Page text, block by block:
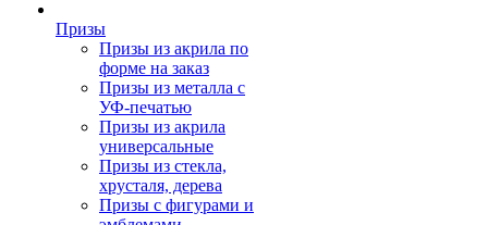
Призы
Призы из акрила по
форме на заказ
Призы из металла с
УФ-печатью
Призы из акрила
универсальные
Призы из стекла,
хрусталя, дерева
Призы с фигурами и